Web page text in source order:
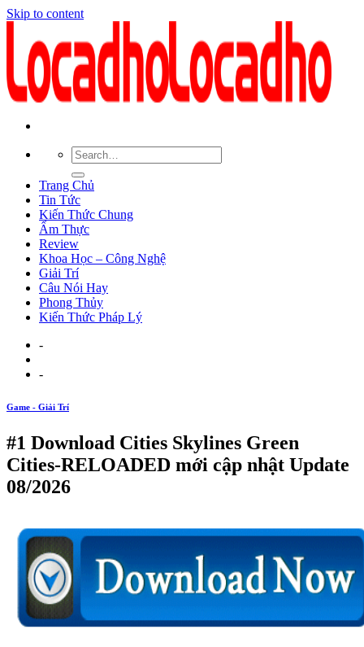
Skip to content
Trang Chủ
Tin Tức
Kiến Thức Chung
Ẩm Thực
Review
Khoa Học – Công Nghệ
Giải Trí
Câu Nói Hay
Phong Thủy
Kiến Thức Pháp Lý
-
-
Game - Giải Trí
#1 Download Cities Skylines Green
Cities-RELOADED mới cập nhật Update
08/2026